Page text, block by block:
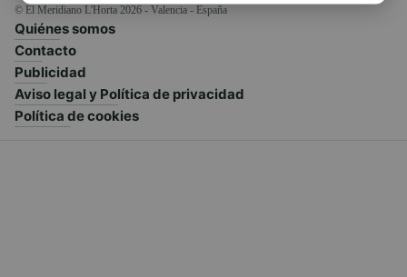
© El Meridiano L'Horta 2026 - Valencia - España
Quiénes somos
Contacto
Publicidad
Aviso legal y Política de privacidad
Política de cookies